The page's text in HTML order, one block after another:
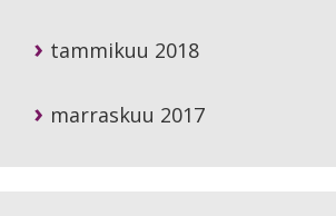
tammikuu 2018
marraskuu 2017